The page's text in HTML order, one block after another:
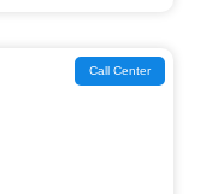
Call Center